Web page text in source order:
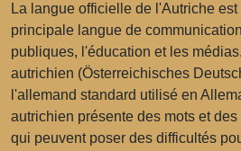
La langue officielle de l'Autriche
principale langue de
publiques, l'éducation et les
autrichien (Österreichisches
l'allemand standard utilisé en
autrichien présente des mots et
qui peuvent poser des difficultés